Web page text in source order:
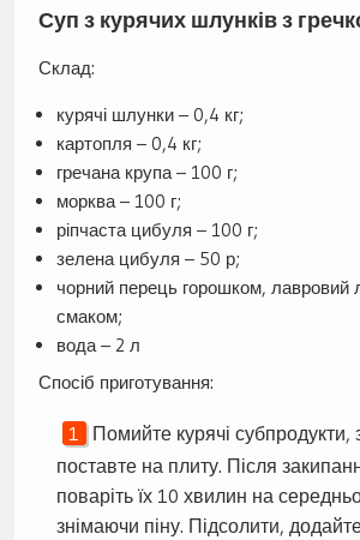
Суп з курячих шлунків з
Склад:
курячі шлунки – 0,4 кг;
картопля – 0,4 кг;
гречана крупа – 100 г;
морква – 100 г;
ріпчаста цибуля – 100 г;
зелена цибуля – 50 р;
чорний перець горошком, лавровий
смаком;
вода – 2 л
Спосіб приготування:
Помийте курячі субпродукти,
поставте на плиту. Після
поваріть їх 10 хвилин на
знімаючи піну. Підсолити,